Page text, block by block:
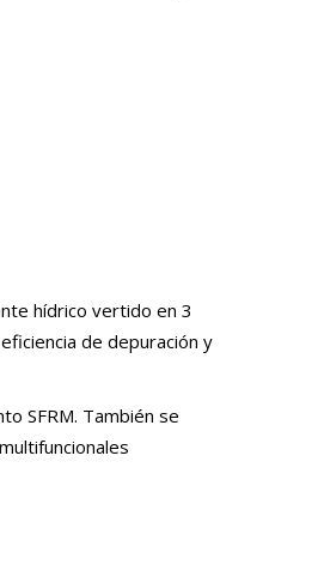
hídrico vertido en 3
de depuración y
SFRM. También se